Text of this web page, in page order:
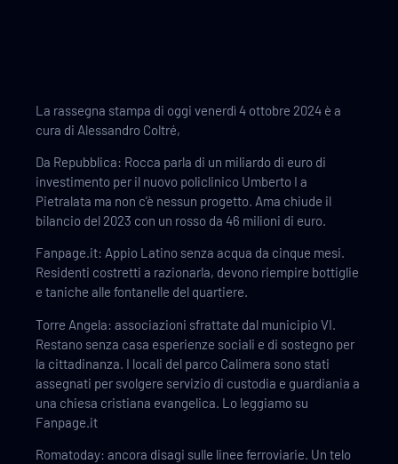
La rassegna stampa di oggi venerdì 4 ottobre 2024 è a
cura di Alessandro Coltré,
Da Repubblica: Rocca parla di un miliardo di euro di
investimento per il nuovo policlinico Umberto I a
Pietralata ma non c’è nessun progetto. Ama chiude il
bilancio del 2023 con un rosso da 46 milioni di euro.
Fanpage.it: Appio Latino senza acqua da cinque mesi.
Residenti costretti a razionarla, devono riempire bottiglie
e taniche alle fontanelle del quartiere.
Torre Angela: associazioni sfrattate dal municipio VI.
Restano senza casa esperienze sociali e di sostegno per
la cittadinanza. I locali del parco Calimera sono stati
assegnati per svolgere servizio di custodia e guardiania a
una chiesa cristiana evangelica. Lo leggiamo su
Fanpage.it
Romatoday: ancora disagi sulle linee ferroviarie. Un telo